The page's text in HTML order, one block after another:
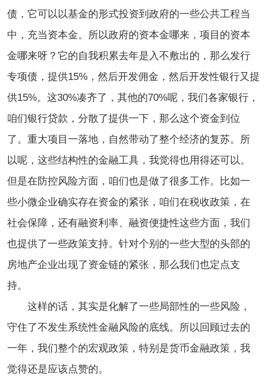
债，它可以以基金的形式投资到政府的一些公共工程当
中，充当资本金。所以政府的资本金哪来，项目的资本
金哪来呀？它的自我积累去年是入不敷出的，那么发行
专项债，提供15%，然后开发佣金，然后开发性银行又提
供15%。这30%凑齐了，其他的70%呢，我们各家银行，
咱们银行贷款，分散了提供一下，那么这个资金到位
了。重大项目一落地，自然带动了整个经济的复苏。所
以呢，这些结构性的金融工具，我觉得也用得还可以。
但是在防控风险方面，咱们也是做了很多工作。比如一
些小微企业确实存在资金的紧张，咱们在税收政策，在
社会保障，还有融资利率、融资便捷性这些方面，我们
也提供了一些政策支持。针对个别的一些大型的头部的
房地产企业出现了资金链的紧张，那么我们也定点支
持。
这样的话，其实是化解了一些局部性的一些风险，
守住了不发生系统性金融风险的底线。所以回顾过去的
一年，我们整个的宏观政策，特别是货币金融政策，我
觉得还是应该点赞的。